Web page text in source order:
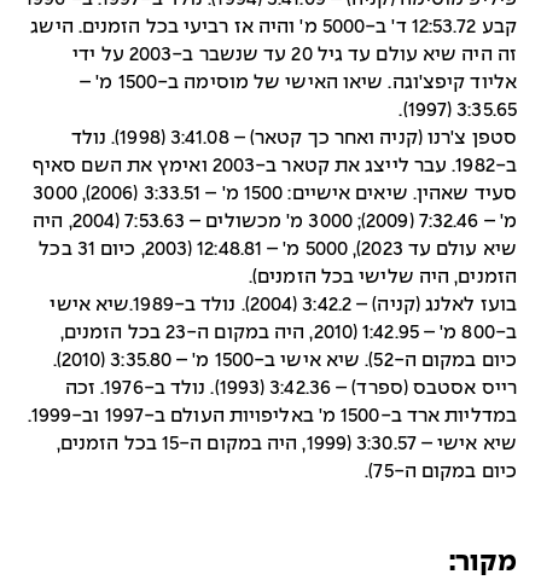
קבע 12:53.72 ד' ב-5000 מ' והיה אז רביעי בכל הזמנים. הישג
זה היה שיא עולם עד גיל 20 עד שנשבר ב-2003 על ידי
אליוד קיפצ'וגה. שיאו האישי של מוסימה ב-1500 מ' –
3:35.65 (1997).
סטפן צ'רנו (קניה ואחר כך קטאר) – 3:41.08 (1998). נולד
ב-1982. עבר לייצג את קטאר ב-2003 ואימץ את השם סאיף
סעיד שאהין. שיאים אישיים: 1500 מ' – 3:33.51 (2006), 3000
מ' – 7:32.46 (2009); 3000 מ' מכשולים – 7:53.63 (2004, היה
שיא עולם עד 2023), 5000 מ' – 12:48.81 (2003, כיום 31 בכל
הזמנים, היה שלישי בכל הזמנים).
בועז לאלנג (קניה) – 3:42.2 (2004). נולד ב-1989.שיא אישי
ב-800 מ' – 1:42.95 (2010, היה במקום ה-23 בכל הזמנים,
כיום במקום ה-52). שיא אישי ב-1500 מ' – 3:35.80 (2010).
רייס אסטבס (ספרד) – 3:42.36 (1993). נולד ב-1976. זכה
במדליות ארד ב-1500 מ' באליפויות העולם ב-1997 וב-1999.
שיא אישי – 3:30.57 (1999, היה במקום ה-15 בכל הזמנים,
כיום במקום ה-75).
מקור: